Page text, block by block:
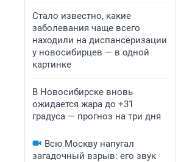
Стало известно, какие
заболевания чаще всего
находили на диспансеризации
у новосибирцев — в одной
картинке
В Новосибирске вновь
ожидается жара до +31
градуса — прогноз на три дня
Всю Москву напугал
загадочный взрыв: его звук